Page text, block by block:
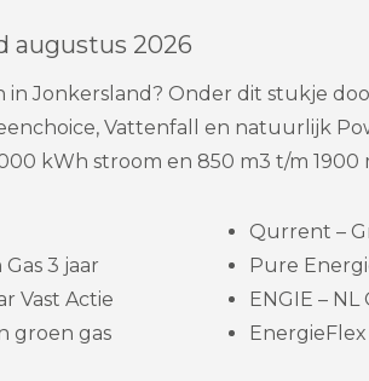
augustus 2026
Jonkersland? Onder dit stukje
Vattenfall en natuurlijk
kWh stroom en 850 m3 t/m 1900
3 jaar
Vast Actie
groen gas
Qurrent –
Pure
ENGIE –
EnergieFlex